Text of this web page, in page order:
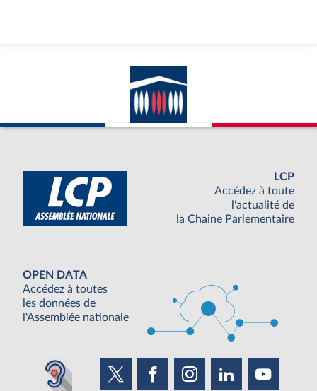
LCP
Accédez à toute
l'actualité de
la Chaine Parlementaire
OPEN DATA
Accédez à toutes
les données de
l'Assemblée nationale